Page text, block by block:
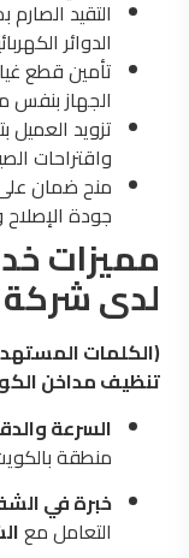
التقيد الصارم
الدوائر
تأمين قطع غيار
الجهاز بنفس
تزويد العميل
واقتراحات
منح ضمان على
جودة الإصلاح
مميزات
لدى
(الكلمات
تنظيف مداخن
السرعة والدقة
منطقة
خبرة في
التعامل مع